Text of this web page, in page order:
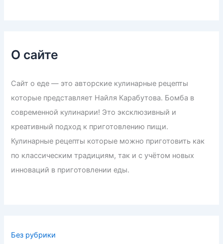
О сайте
Сайт о еде — это авторские кулинарные рецепты
которые представляет Найля Карабутова. Бомба в
современной кулинарии! Это эксклюзивный и
креативный подход к приготовлению пищи.
Кулинарные рецепты которые можно приготовить как
по классическим традициям, так и с учётом новых
инноваций в приготовлении еды.
Без рубрики